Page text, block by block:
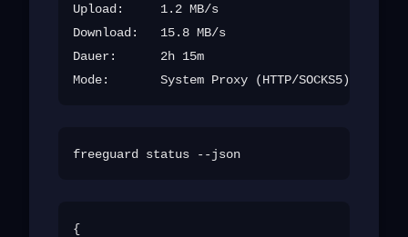
Upload:     1.2 MB/s
Download:   15.8 MB/s
Dauer:      2h 15m
{